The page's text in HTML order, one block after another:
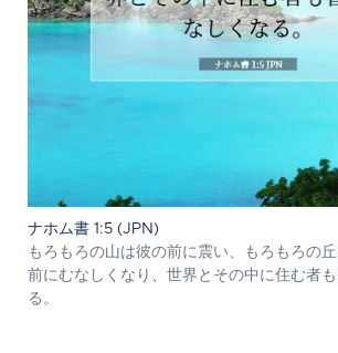
ナホム書 1:5 (JPN)
もろもろの山は彼の前に震い、もろもろの
前にむなしくなり、世界とその中に住む者
る。